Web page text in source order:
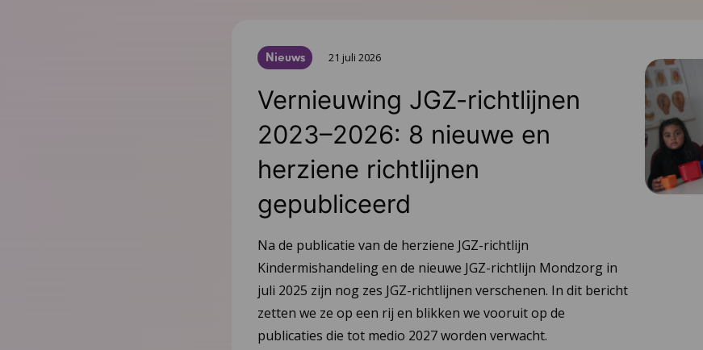
Nieuws 21 juli 2026
Vernieuwing JGZ-richtlijnen
2023–2026: 8 nieuwe en
herziene richtlijnen
gepubliceerd
Na de publicatie van de herziene JGZ-richtlijn
Kindermishandeling en de nieuwe JGZ-richtlijn Mondzorg in
juli 2025 zijn nog zes JGZ-richtlijnen verschenen. In dit bericht
zetten we ze op een rij en blikken we vooruit op de
publicaties die tot medio 2027 worden verwacht.